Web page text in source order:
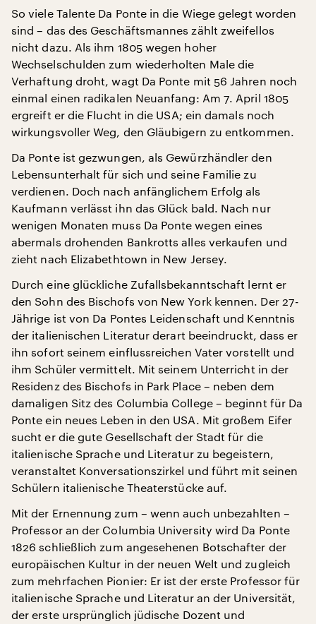
So viele Talente Da Ponte in die Wiege gelegt worden
sind – das des Geschäftsmannes zählt zweifellos
nicht dazu. Als ihm 1805 wegen hoher
Wechselschulden zum wiederholten Male die
Verhaftung droht, wagt Da Ponte mit 56 Jahren noch
einmal einen radikalen Neuanfang: Am 7. April 1805
ergreift er die Flucht in die USA; ein damals noch
wirkungsvoller Weg, den Gläubigern zu entkommen.
Da Ponte ist gezwungen, als Gewürzhändler den
Lebensunterhalt für sich und seine Familie zu
verdienen. Doch nach anfänglichem Erfolg als
Kaufmann verlässt ihn das Glück bald. Nach nur
wenigen Monaten muss Da Ponte wegen eines
abermals drohenden Bankrotts alles verkaufen und
zieht nach Elizabethtown in New Jersey.
Durch eine glückliche Zufallsbekanntschaft lernt er
den Sohn des Bischofs von New York kennen. Der 27-
Jährige ist von Da Pontes Leidenschaft und Kenntnis
der italienischen Literatur derart beeindruckt, dass er
ihn sofort seinem einflussreichen Vater vorstellt und
ihm Schüler vermittelt. Mit seinem Unterricht in der
Residenz des Bischofs in Park Place – neben dem
damaligen Sitz des Columbia College – beginnt für Da
Ponte ein neues Leben in den USA. Mit großem Eifer
sucht er die gute Gesellschaft der Stadt für die
italienische Sprache und Literatur zu begeistern,
veranstaltet Konversationszirkel und führt mit seinen
Schülern italienische Theaterstücke auf.
Mit der Ernennung zum – wenn auch unbezahlten –
Professor an der Columbia University wird Da Ponte
1826 schließlich zum angesehenen Botschafter der
europäischen Kultur in der neuen Welt und zugleich
zum mehrfachen Pionier: Er ist der erste Professor für
italienische Sprache und Literatur an der Universität,
der erste ursprünglich jüdische Dozent und